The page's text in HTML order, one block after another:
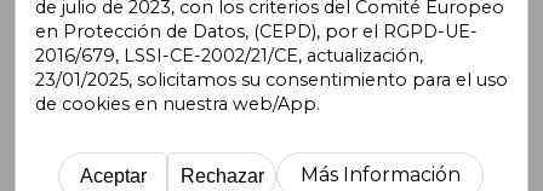
Buscalibre Argentina| Buscalibre Chile
Buscalibre Uruguay|Buscalibre México|Buscalibre
Perú
|Buscalibre Estados Unidos|Buscalibre Otros
de julio de 2023, con los criterios del Comité Europeo
en Protección de Datos, (CEPD), por el RGPD-UE-
2016/679, LSSI-CE-2002/21/CE, actualización,
23/01/2025, solicitamos su consentimiento para el uso
de cookies en nuestra web/App.
Aceptar Rechazar Más Información